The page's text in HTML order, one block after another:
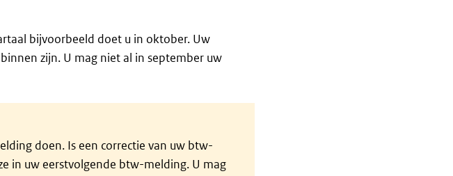
bijvoorbeeld doet u in oktober. Uw
zijn. U mag niet al in september uw
doen. Is een correctie van uw btw-
in uw eerstvolgende btw-melding. U mag